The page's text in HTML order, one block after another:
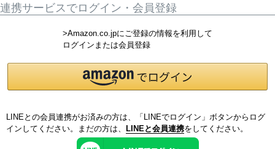
連携サービスでログイン・会員登録
>Amazon.co.jpにご登録の情報を利用して
ログインまたは会員登録
LINEとの会員連携がお済みの方は、「LINEでログイン」ボタンからログ
インしてください。まだの方は、
LINEと会員連携をしてください。